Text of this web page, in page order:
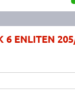
6 ENLITEN